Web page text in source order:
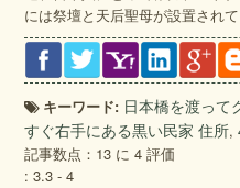
には祭壇と天后聖母が設置されて
キーワード: 日本橋を渡って
すぐ右手にある黒い民家 住所,
記事数点：13 に 4 評価
:3.3 -4